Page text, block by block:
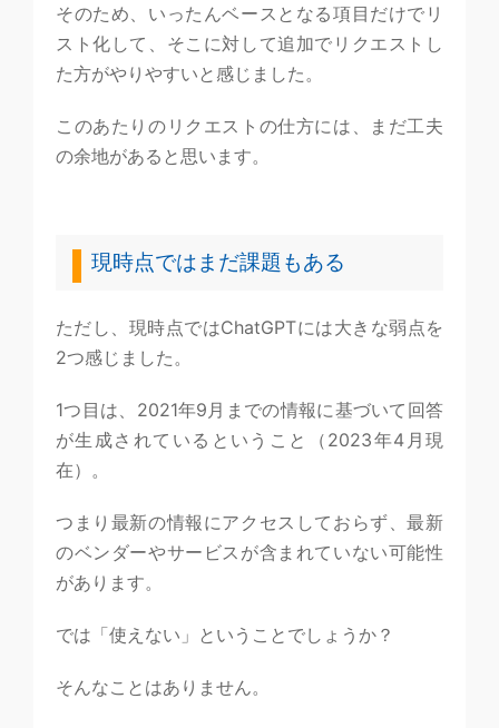
そのため、いったんベースとなる項目だけでリ
スト化して、そこに対して追加でリクエストし
た方がやりやすいと感じました。
このあたりのリクエストの仕方には、まだ工夫
の余地があると思います。
現時点ではまだ課題もある
ただし、現時点ではChatGPTには大きな弱点を
2つ感じました。
1つ目は、2021年9月までの情報に基づいて回答
が生成されているということ（2023年4月現
在）。
つまり最新の情報にアクセスしておらず、最新
のベンダーやサービスが含まれていない可能性
があります。
では「使えない」ということでしょうか？
そんなことはありません。